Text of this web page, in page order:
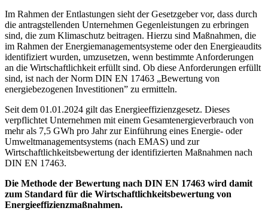
Im Rahmen der Entlastungen sieht der Gesetzgeber vor, dass durch
die antragstellenden Unternehmen Gegenleistungen zu erbringen
sind, die zum Klimaschutz beitragen. Hierzu sind Maßnahmen, die
im Rahmen der Energiemanagementsysteme oder den Energieaudits
identifiziert wurden, umzusetzen, wenn bestimmte Anforderungen
an die Wirtschaftlichkeit erfüllt sind. Ob diese Anforderungen erfüllt
sind, ist nach der Norm DIN EN 17463 „Bewertung von
energiebezogenen Investitionen” zu ermitteln.
Seit dem 01.01.2024 gilt das Energieeffizienzgesetz. Dieses
verpflichtet Unternehmen mit einem Gesamtenergieverbrauch von
mehr als 7,5 GWh pro Jahr zur Einführung eines Energie- oder
Umweltmanagementsystems (nach EMAS) und zur
Wirtschaftlichkeitsbewertung der identifizierten Maßnahmen nach
DIN EN 17463.
Die Methode der Bewertung nach DIN EN 17463 wird damit
zum Standard für die Wirtschaftlichkeitsbewertung von
Energieeffizienzmaßnahmen.